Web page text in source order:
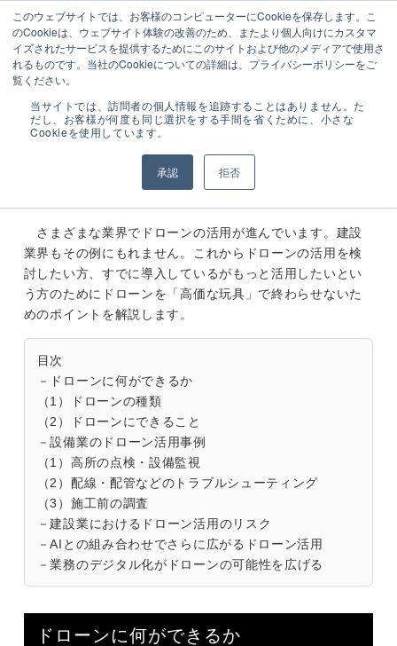
このウェブサイトでは、お客様のコンピューターにCookieを保存します。こ
のCookieは、ウェブサイト体験の改善のため、またより個人向けにカスタマ
イズされたサービスを提供するためにこのサイトおよび他のメディアで使用さ
れるものです。当社のCookieについての詳細は、プライバシーポリシーをご
覧ください。
当サイトでは、訪問者の個人情報を追跡することはありません。た
だし、お客様が何度も同じ選択をする手間を省くために、小さな
Cookieを使用しています。
承認 拒否
設備工事のトータル業務シス
テム販売
受付時間 9:00～
17:00 (土･日･祝日
を除く)
ー様
専用
ログ
イン
ブログ
建設業界でもドローン活用が普及し始めています。設備
業におけるドローン導入のメリットや安全な活用法などを
さまざまな業界でドローンの活用が進んでいます。建設
業界もその例にもれません。これからドローンの活用を検
討したい方、すでに導入しているがもっと活用したいとい
う方のためにドローンを「高価な玩具」で終わらせないた
めのポイントを解説します。
目次
－ドローンに何ができるか
（1）ドローンの種類
（2）ドローンにできること
－設備業のドローン活用事例
（1）高所の点検・設備監視
（2）配線・配管などのトラブルシューティング
（3）施工前の調査
－建設業におけるドローン活用のリスク
－AIとの組み合わせでさらに広がるドローン活用
－業務のデジタル化がドローンの可能性を広げる
ドローンに何ができるか